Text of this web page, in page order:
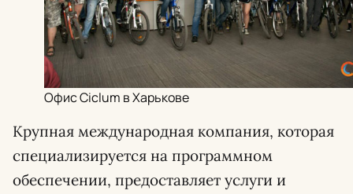
Офис Ciclum в Харькове
Крупная международная компания, которая
специализируется на программном
обеспечении, предоставляет услуги и